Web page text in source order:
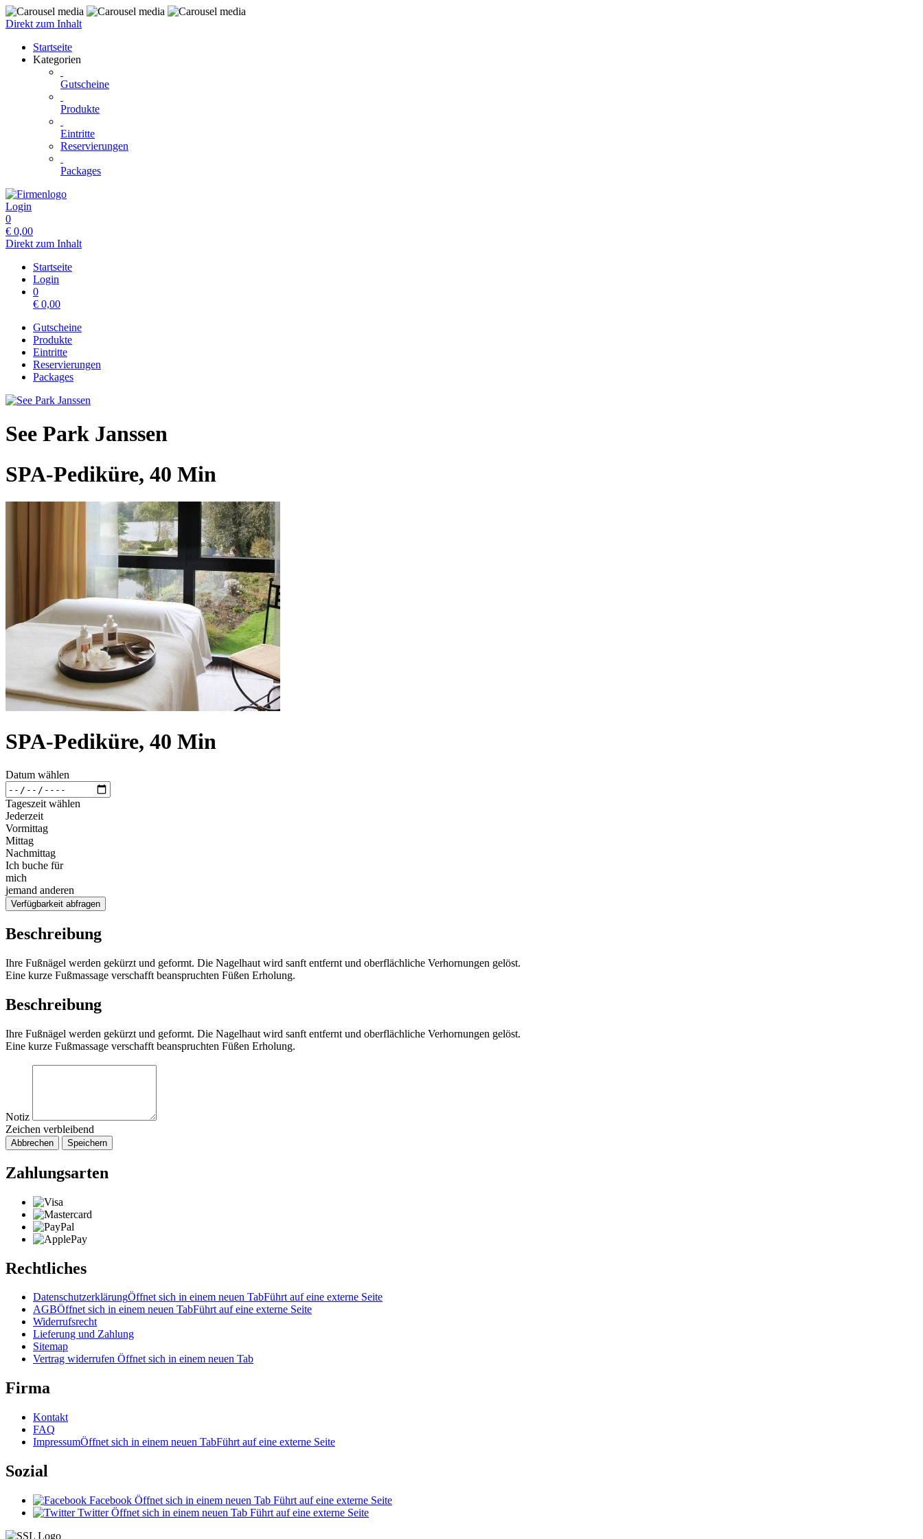
Direkt zum Inhalt
Startseite
Kategorien
Gutscheine
Produkte
Eintritte
Reservierungen
Packages
Login
0
€ 0,00
Direkt zum Inhalt
Startseite
Login
0
€ 0,00
Gutscheine
Produkte
Eintritte
Reservierungen
Packages
See Park Janssen
SPA-Pediküre, 40 Min
SPA-Pediküre, 40 Min
Datum wählen
Tageszeit wählen
Jederzeit
Vormittag
Mittag
Nachmittag
Ich buche für
mich
jemand anderen
Verfügbarkeit abfragen
Beschreibung
Ihre Fußnägel werden gekürzt und geformt. Die Nagelhaut wird sanft entfernt und oberflächliche Verhornungen gelöst.
Eine kurze Fußmassage verschafft beanspruchten Füßen Erholung.
Beschreibung
Ihre Fußnägel werden gekürzt und geformt. Die Nagelhaut wird sanft entfernt und oberflächliche Verhornungen gelöst.
Eine kurze Fußmassage verschafft beanspruchten Füßen Erholung.
Notiz
Zeichen verbleibend
Abbrechen Speichern
Zahlungsarten
Rechtliches
DatenschutzerklärungÖffnet sich in einem neuen TabFührt auf eine externe Seite
AGBÖffnet sich in einem neuen TabFührt auf eine externe Seite
Widerrufsrecht
Lieferung und Zahlung
Sitemap
Vertrag widerrufen Öffnet sich in einem neuen Tab
Firma
Kontakt
FAQ
ImpressumÖffnet sich in einem neuen TabFührt auf eine externe Seite
Sozial
Facebook Öffnet sich in einem neuen Tab Führt auf eine externe Seite
Twitter Öffnet sich in einem neuen Tab Führt auf eine externe Seite